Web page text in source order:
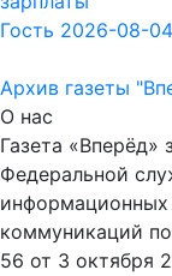
Гость 2026-08-
Архив газеты
О нас
Газета «Вперёд»
Федеральной
информационных
коммуникаций
56 от 3 октября